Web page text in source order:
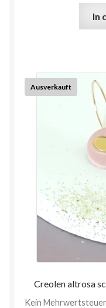
In
Ausverkauft
Creolen altrosa
Kein